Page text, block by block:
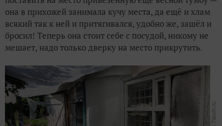
она в прихожей занимала кучу места, да ещё и хлам
всякий так к ней и притягивался, удобно же, зашёл и
бросил! Теперь она стоит себе с посудой, никому не
мешает, надо только дверку на место прикрутить.